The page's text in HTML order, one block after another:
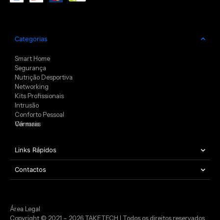
Categorias
Smart Home
Segurança
Nutrição Desportiva
Networking
Kits Profissionais
Intrusão
Conforto Pessoal
Câmaras
Ver mais
Links Rápidos
Contactos
Copyright © 2021 – 2026 TAKETECH | Todos os direitos reservados
Área Legal